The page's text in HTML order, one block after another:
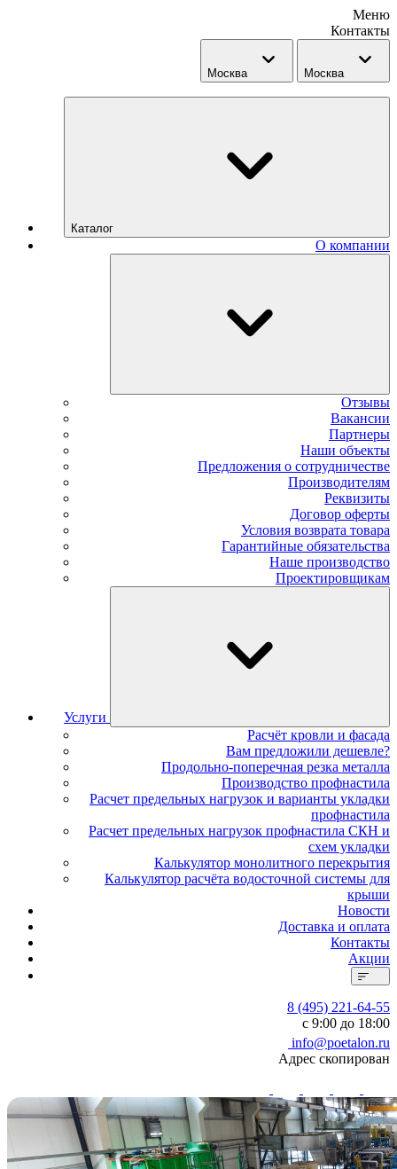
Меню
Контакты
Москва Москва
Каталог
О компании
Отзывы
Вакансии
Партнеры
Наши объекты
Предложения о сотрудничестве
Производителям
Реквизиты
Договор оферты
Условия возврата товара
Гарантийные обязательства
Наше производство
Проектировщикам
Услуги
Расчёт кровли и фасада
Вам предложили дешевле?
Продольно-поперечная резка металла
Производство профнастила
Расчет предельных нагрузок и варианты укладки
профнастила
Расчет предельных нагрузок профнастила СКН и
схем укладки
Калькулятор монолитного перекрытия
Калькулятор расчёта водосточной системы для
крыши
Новости
Доставка и оплата
Контакты
Акции
8 (495) 221-64-55
с 9:00 до 18:00
info@poetalon.ru
Адрес скопирован